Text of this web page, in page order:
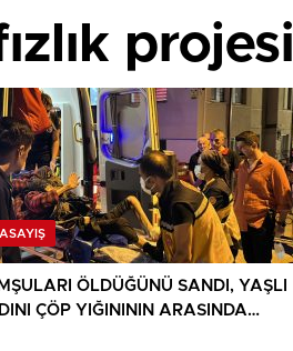
projesi
ASAYIŞ
ÖLDÜĞÜNÜ SANDI, YAŞLI
ÇÖP YIĞINININ ARASINDA